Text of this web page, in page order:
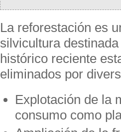
La reforestación es
silvicultura
histórico reciente
eliminados por
Explotación de la
consumo como